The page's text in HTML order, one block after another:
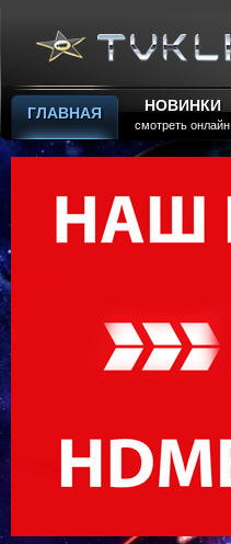
ГЛАВНАЯ НОВИНКИ
смотреть онлайн